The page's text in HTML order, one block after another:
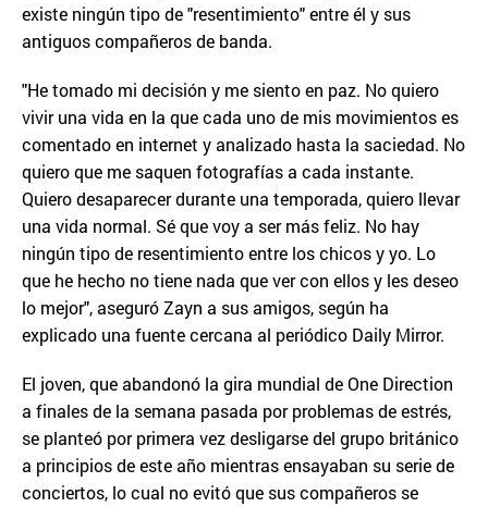
existe ningún tipo de "resentimiento" entre él y sus
antiguos compañeros de banda.
"He tomado mi decisión y me siento en paz. No quiero
vivir una vida en la que cada uno de mis movimientos es
comentado en internet y analizado hasta la saciedad. No
quiero que me saquen fotografías a cada instante.
Quiero desaparecer durante una temporada, quiero llevar
una vida normal. Sé que voy a ser más feliz. No hay
ningún tipo de resentimiento entre los chicos y yo. Lo
que he hecho no tiene nada que ver con ellos y les deseo
lo mejor", aseguró Zayn a sus amigos, según ha
explicado una fuente cercana al periódico Daily Mirror.
El joven, que abandonó la gira mundial de One Direction
a finales de la semana pasada por problemas de estrés,
se planteó por primera vez desligarse del grupo británico
a principios de este año mientras ensayaban su serie de
conciertos, lo cual no evitó que sus compañeros se